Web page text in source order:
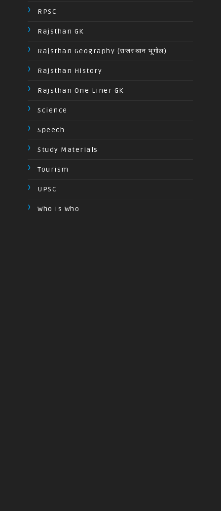
RPSC
Rajsthan GK
Rajsthan Geography (राजस्थान भूगोल)
Rajsthan History
Rajsthan One Liner GK
Science
Speech
Study Materials
Tourism
UPSC
Who Is Who